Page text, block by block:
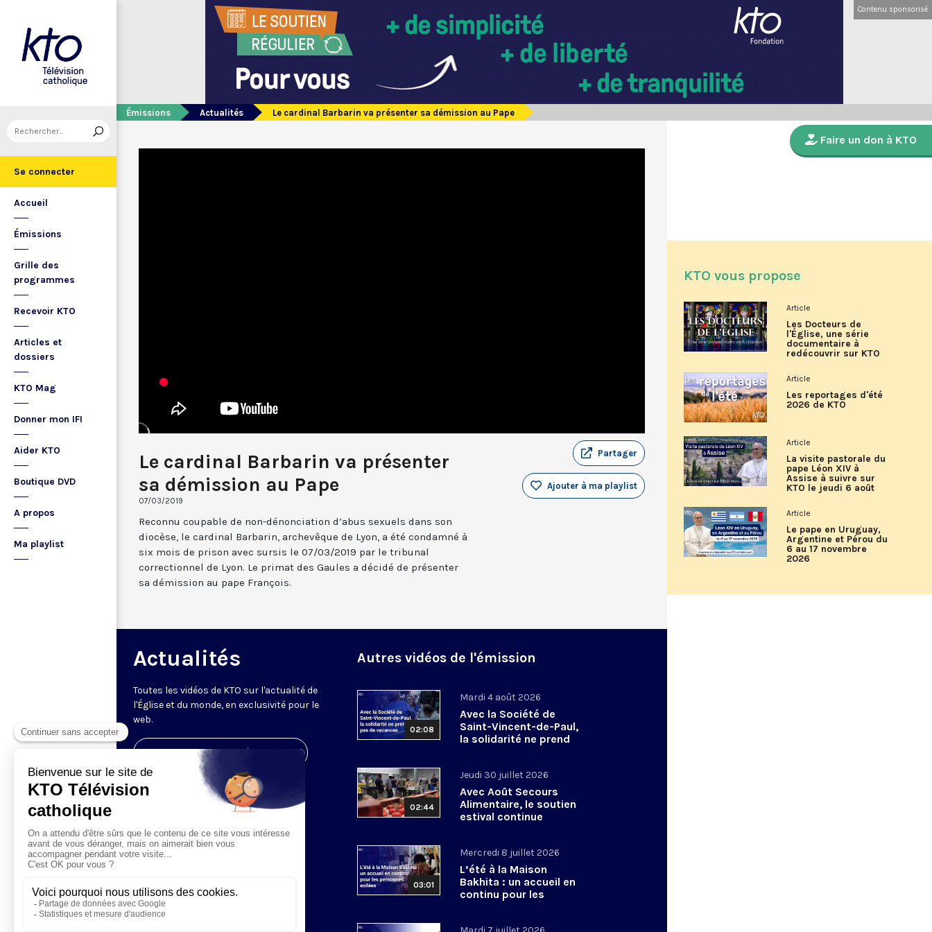
Se connecter
Accueil
Émissions
Grille des
programmes
Recevoir KTO
Articles et
dossiers
KTO Mag
Donner mon IFI
Aider KTO
Boutique DVD
A propos
Ma playlist
Contenu sponsorisé
Émissions Actualités Le cardinal Barbarin va présenter sa démission au Pape
Le cardinal Barbarin va présenter
sa démission au Pape
07/03/2019
Partager
Ajouter à ma playlist
Reconnu coupable de non-dénonciation d’abus sexuels dans son
diocèse, le cardinal Barbarin, archevêque de Lyon, a été condamné à
six mois de prison avec sursis le 07/03/2019 par le tribunal
correctionnel de Lyon. Le primat des Gaules a décidé de présenter
sa démission au pape François.
Actualités
Toutes les vidéos de KTO sur l'actualité de
l'Église et du monde, en exclusivité pour le
web.
Visiter la page de l'émission
Autres vidéos de l'émission
02:08
Mardi 4 août 2026
Avec la Société de
Saint-Vincent-de-Paul,
la solidarité ne prend
02:44
Jeudi 30 juillet 2026
Avec Août Secours
Alimentaire, le soutien
estival continue
03:01
Mercredi 8 juillet 2026
L’été à la Maison
Bakhita : un accueil en
continu pour les
personnes exilées
Faire un don à KTO
KTO vous propose
Article
Les Docteurs de
l'Église, une série
documentaire à
redécouvrir sur KTO
Article
Les reportages d'été
2026 de KTO
Article
La visite pastorale du
pape Léon XIV à
Assise à suivre sur
KTO le jeudi 6 août
Article
Le pape en Uruguay,
Argentine et Pérou du
6 au 17 novembre
2026